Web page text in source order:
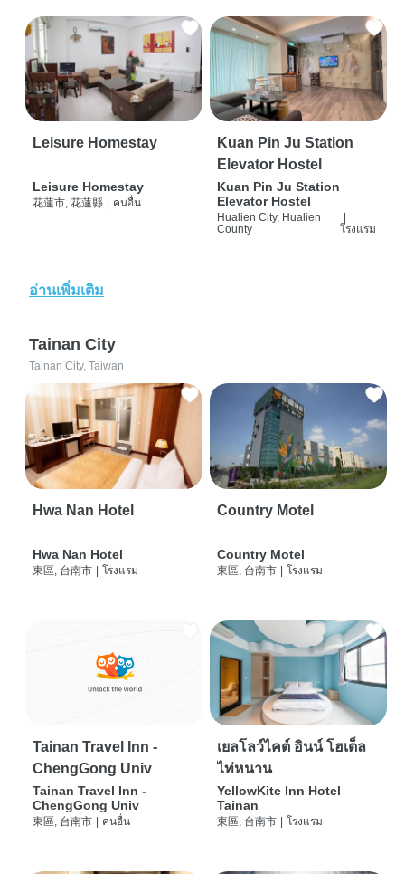
Leisure Homestay
Leisure Homestay
花蓮市, 花蓮縣 คนอื่น
Kuan Pin Ju Station
Elevator Hostel
Kuan Pin Ju Station
Elevator Hostel
Hualien City, Hualien
County
โรงแรม
อ่านเพิ่มเติม
Tainan City
Tainan City, Taiwan
Hwa Nan Hotel
Hwa Nan Hotel
東區, 台南市 | โรงแรม
Country Motel
Country Motel
東區, 台南市 | โรงแรม
Tainan Travel Inn -
ChengGong Univ
Tainan Travel Inn -
ChengGong Univ
東區, 台南市 | คนอื่น
เยลโลว์ไคต์ อินน์ โฮเต็ล
ไท่หนาน
YellowKite Inn Hotel
Tainan
東區, 台南市 | โรงแรม